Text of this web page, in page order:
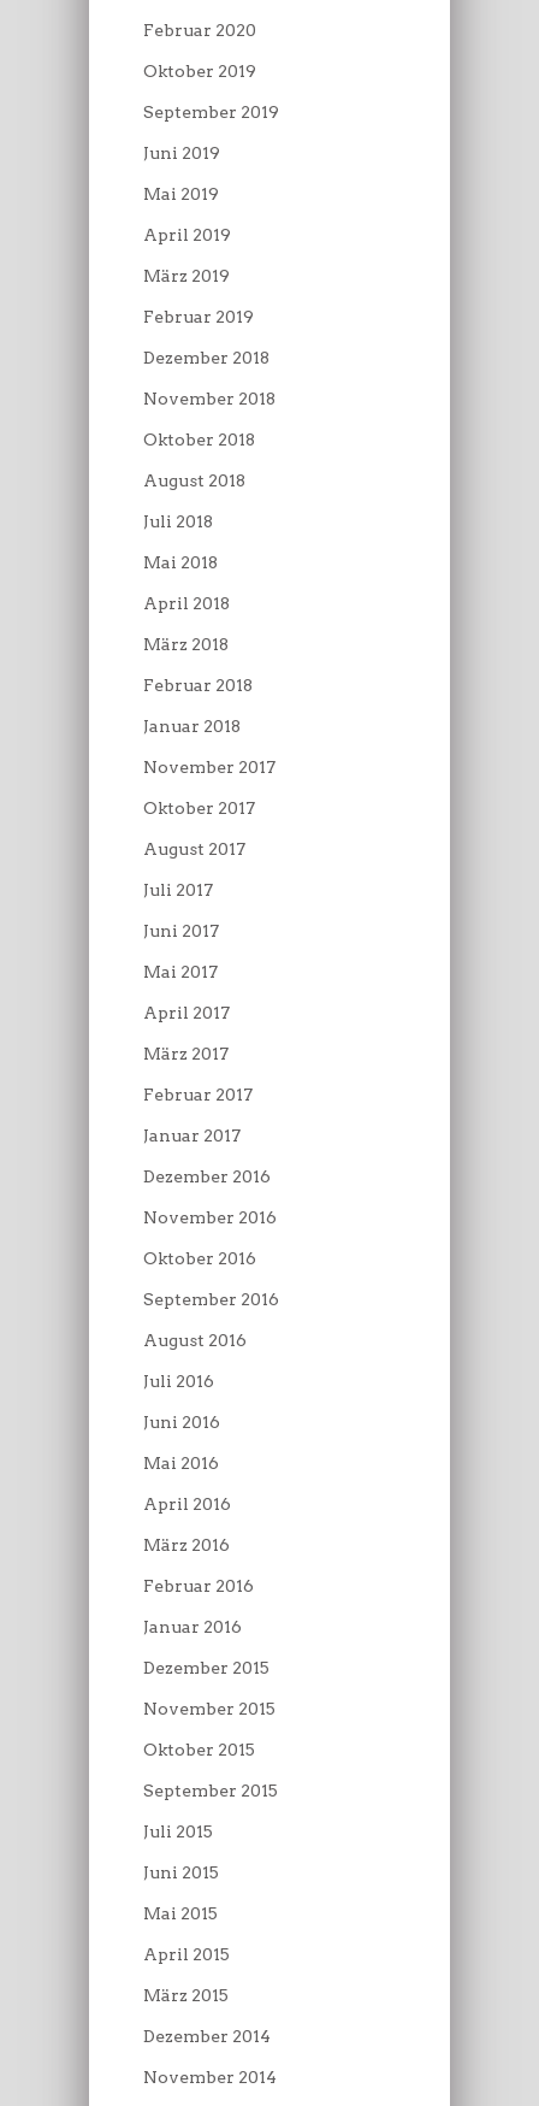
Februar 2020
Oktober 2019
September 2019
Juni 2019
Mai 2019
April 2019
März 2019
Februar 2019
Dezember 2018
November 2018
Oktober 2018
August 2018
Juli 2018
Mai 2018
April 2018
März 2018
Februar 2018
Januar 2018
November 2017
Oktober 2017
August 2017
Juli 2017
Juni 2017
Mai 2017
April 2017
März 2017
Februar 2017
Januar 2017
Dezember 2016
November 2016
Oktober 2016
September 2016
August 2016
Juli 2016
Juni 2016
Mai 2016
April 2016
März 2016
Februar 2016
Januar 2016
Dezember 2015
November 2015
Oktober 2015
September 2015
Juli 2015
Juni 2015
Mai 2015
April 2015
März 2015
Dezember 2014
November 2014